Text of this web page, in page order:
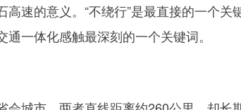
速的意义。“不绕行”是最直接的一个关
一体化感触最深刻的一个关键词。